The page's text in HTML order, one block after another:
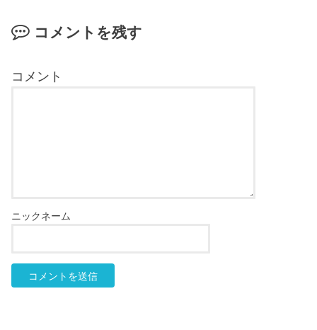
コメントを残す